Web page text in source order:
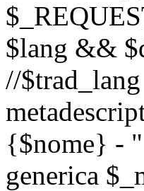
$lang &&
//
{$nome} -
generica